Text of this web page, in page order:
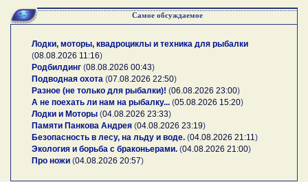
Самое обсуждаемое
Лодки, моторы, квадроциклы и техника для рыбалки
(08.08.2026 11:16)
Родбилдинг (08.08.2026 00:43)
Подводная охота (07.08.2026 22:50)
Разное (не только для рыбалки)! (06.08.2026 23:00)
А не поехать ли нам на рыбалку... (05.08.2026 15:20)
Лодки и Моторы (04.08.2026 23:33)
Памяти Панкова Андрея (04.08.2026 23:19)
Безопасность в лесу, на льду и воде. (04.08.2026 21:11)
Экология и борьба с браконьерами. (04.08.2026 21:00)
Про ножи (04.08.2026 20:57)